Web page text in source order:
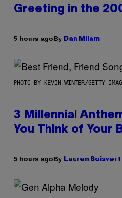
Greeting in the
5 hours agoBy Dan Milam
PHOTO BY KEVIN WINTER/GETTY
3 Millennial
You Think of Your
5 hours agoBy Lauren Boisvert